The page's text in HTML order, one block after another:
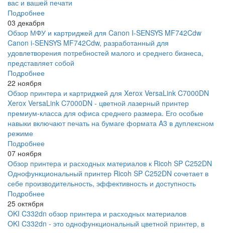
вас и вашей печати
Подробнее
03 декабря
Обзор МФУ и картриджей для Canon I-SENSYS MF742Cdw
Canon i-SENSYS MF742Cdw, разработанный для
удовлетворения потребностей малого и среднего бизнеса,
представляет собой
Подробнее
22 ноября
Обзор принтера и картриджей для Xerox VersaLink C7000DN
Xerox VersaLink C7000DN - цветной лазерный принтер
премиум-класса для офиса среднего размера. Его особые
навыки включают печать на бумаге формата A3 в дуплексном
режиме
Подробнее
07 ноября
Обзор принтера и расходных материалов к Ricoh SP C252DN
Однофункциональный принтер Ricoh SP C252DN сочетает в
себе производительность, эффективность и доступность
Подробнее
25 октября
OKI C332dn обзор принтера и расходных материалов
OKI C332dn - это однофункциональный цветной принтер, в